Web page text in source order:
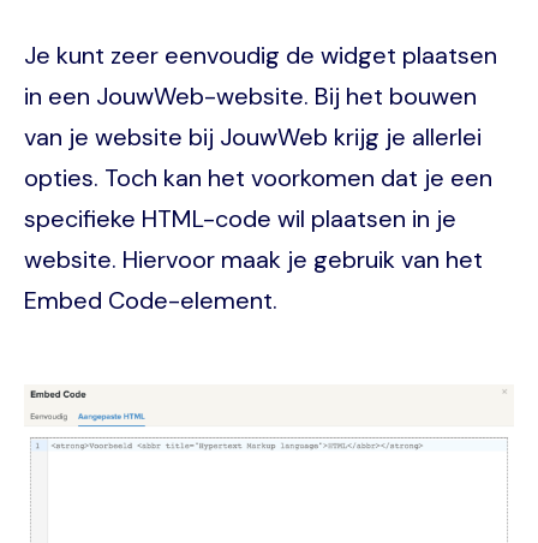
Je kunt zeer eenvoudig de widget plaatsen
in een JouwWeb-website. Bij het bouwen
van je website bij JouwWeb krijg je allerlei
opties. Toch kan het voorkomen dat je een
specifieke HTML-code wil plaatsen in je
website. Hiervoor maak je gebruik van het
Embed Code-element.
Image